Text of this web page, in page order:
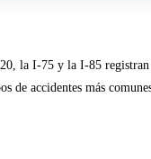
la I-75 y la I-85
accidentes más